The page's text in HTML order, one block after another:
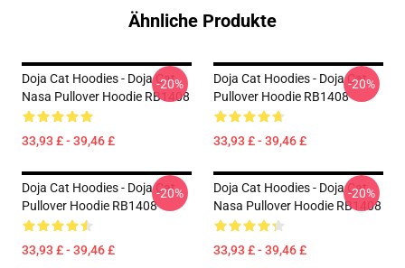
Ähnliche Produkte
Doja Cat Hoodies - Doja Cat
Nasa Pullover Hoodie RB1408
33,93 £ - 39,46 £
-20%
Doja Cat Hoodies - Doja Cat
Pullover Hoodie RB1408
33,93 £ - 39,46 £
-20%
Doja Cat Hoodies - Doja Cat
Pullover Hoodie RB1408
33,93 £ - 39,46 £
-20%
Doja Cat Hoodies - Doja Cat
Nasa Pullover Hoodie RB1408
33,93 £ - 39,46 £
-20%